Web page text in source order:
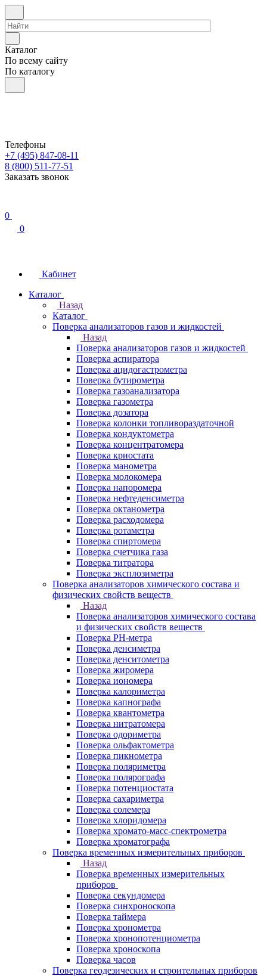
Каталог
По всему сайту
По каталогу
Телефоны
+7 (495) 847-08-11
8 (800) 511-77-51
Заказать звонок
0
0
Кабинет
Каталог
Назад
Каталог
Поверка анализаторов газов и жидкостей
Назад
Поверка анализаторов газов и жидкостей
Поверка аспиратора
Поверка ацидогастрометра
Поверка бутирометра
Поверка газоанализатора
Поверка газометра
Поверка дозатора
Поверка колонки топливораздаточной
Поверка кондуктометра
Поверка концентратомера
Поверка криостата
Поверка манометра
Поверка молокомера
Поверка напоромера
Поверка нефтеденсиметра
Поверка октанометра
Поверка расходомера
Поверка ротаметра
Поверка спиртомера
Поверка счетчика газа
Поверка титратора
Поверка эксплозиметра
Поверка анализаторов химического состава и
физических свойств веществ
Назад
Поверка анализаторов химического состава
и физических свойств веществ
Поверка PH-метра
Поверка денсиметра
Поверка денситометра
Поверка жиромера
Поверка иономера
Поверка калориметра
Поверка капнографа
Поверка квантометра
Поверка нитратомера
Поверка одориметра
Поверка ольфактометра
Поверка пикнометра
Поверка поляриметра
Поверка полярографа
Поверка потенциостата
Поверка сахариметра
Поверка солемера
Поверка хлоридомера
Поверка хромато-масс-спектрометра
Поверка хроматографа
Поверка временных измерительных приборов
Назад
Поверка временных измерительных
приборов
Поверка секундомера
Поверка синхроноскопа
Поверка таймера
Поверка хронометра
Поверка хронопотенциометра
Поверка хроноскопа
Поверка часов
Поверка геодезических и строительных приборов